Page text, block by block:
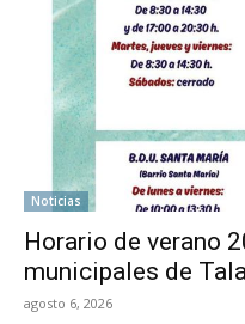
Noticias
Horario de verano
municipales de
agosto 6, 2026